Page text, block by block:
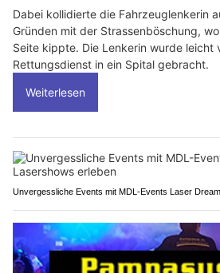
Dabei kollidierte die Fahrzeuglenkerin
Gründen mit der Strassenböschung,
Seite kippte. Die Lenkerin wurde leicht
Rettungsdienst in ein Spital gebracht.
Weiterlesen
Unvergessliche Events mit MDL-Events Laser